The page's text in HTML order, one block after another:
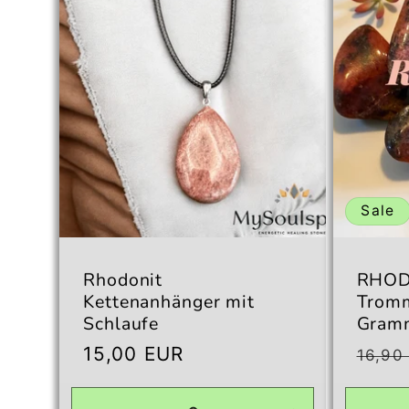
Rhodonit
Kettenanhänger mit
Schlaufe
Normaler
15,00 EUR
Sale
16,90